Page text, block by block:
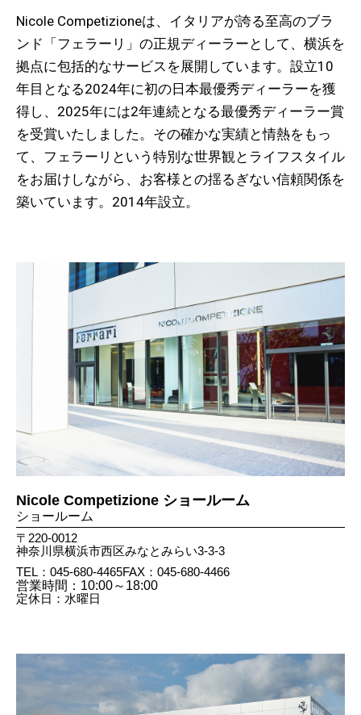
Nicole Competizioneは、イタリアが誇る至高のブラ
ンド「フェラーリ」の正規ディーラーとして、横浜を
拠点に包括的なサービスを展開しています。設立10
年目となる2024年に初の日本最優秀ディーラーを獲
得し、2025年には2年連続となる最優秀ディーラー賞
を受賞いたしました。その確かな実績と情熱をもっ
て、フェラーリという特別な世界観とライフスタイル
をお届けしながら、お客様との揺るぎない信頼関係を
築いています。2014年設立。
Nicole Competizione ショールーム
ショールーム
〒220-0012
神奈川県横浜市西区みなとみらい3-3-3
TEL：045-680-4465FAX：045​-680​-4466
営業時間：10:00～18:00
定休日：水曜日